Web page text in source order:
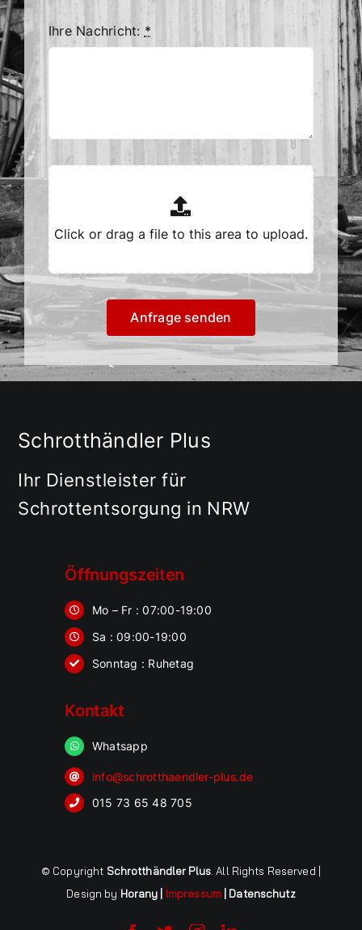
Ihre Nachricht: *
Anfrage senden
Schrotthändler Plus
Ihr Dienstleister für
Schrottentsorgung in NRW
Öffnungszeiten
Mo – Fr : 07:00-19:00
Sa : 09:00-19:00
Sonntag : Ruhetag
Kontakt
Whatsapp
info@schrotthaendler-plus.de
015 73 65 48 705
© Copyright Schrotthändler Plus. All Rights Reserved |
Design by Horany Impressum| Datenschutz